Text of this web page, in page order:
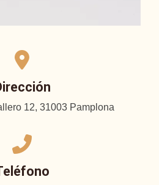
12, 31003 Pamplona